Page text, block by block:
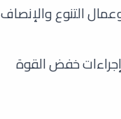
التنوع والإنصاف
خفض القوة